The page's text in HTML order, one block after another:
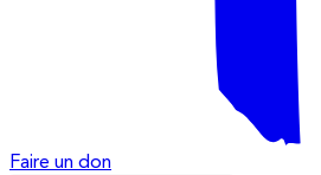
Faire un don